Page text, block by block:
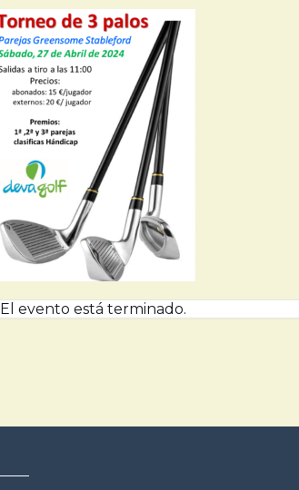
El evento está terminado.